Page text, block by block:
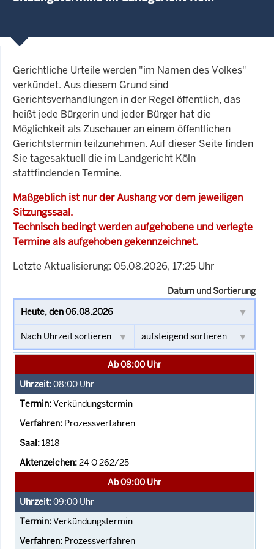
Gerichtliche Urteile werden "im Namen des Volkes"
verkündet. Aus diesem Grund sind
Gerichtsverhandlungen in der Regel öffentlich, das
heißt jede Bürgerin und jeder Bürger hat die
Möglichkeit als Zuschauer an einem öffentlichen
Gerichtstermin teilzunehmen. Auf dieser Seite finden
Sie tagesaktuell die im Landgericht Köln
stattfindenden Termine.
Maßgeblich ist nur der Aushang vor dem jeweiligen
Sitzungssaal.
Technisch bedingt werden aufgehobene und verlegte
Termine als aufgehoben gekennzeichnet.
Letzte Aktualisierung: 05.08.2026, 17:25 Uhr
Datum und Sortierung
Ab 08:00 Uhr
08:00 Uhr
Verkündungstermin
Prozessverfahren
1818
24 O 262/25
Ab 09:00 Uhr
09:00 Uhr
Verkündungstermin
Prozessverfahren